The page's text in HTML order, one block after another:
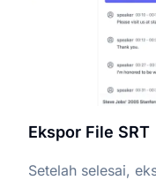
Ekspor File SRT
Setelah selesai,